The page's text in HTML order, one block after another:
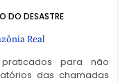
DO DESASTRE
Real
para não
das chamadas